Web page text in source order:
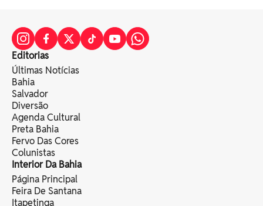
Editorias
Últimas Notícias
Bahia
Salvador
Diversão
Agenda Cultural
Preta Bahia
Fervo Das Cores
Colunistas
Interior Da Bahia
Página Principal
Feira De Santana
Itapetinga